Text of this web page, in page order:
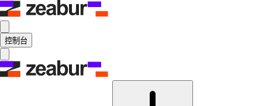
控制台